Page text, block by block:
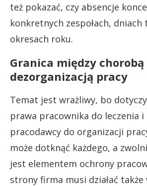
też pokazać, czy absencje
konkretnych zespołach,
okresach roku.
Granica między chorobą
dezorganizacją pracy
Temat jest wrażliwy, bo
prawa pracownika do leczenia i
pracodawcy do organizacji
może dotknąć każdego, a
jest elementem ochrony
strony firma musi działać